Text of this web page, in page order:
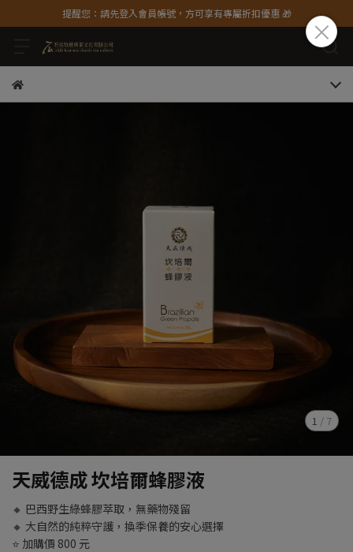
提醒您：請先登入會員帳號，方可享有專屬折扣優惠 🎁
1 / 7
天威德成 坎培爾蜂膠液
🔸 巴西野生綠蜂膠萃取，無藥物殘留
🔸 大自然的純粹守護，換季保養的安心選擇
⭐️ 加購價 800 元